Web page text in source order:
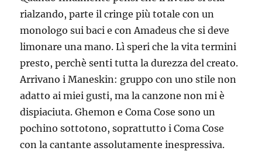
rialzando, parte il cringe più totale con un
monologo sui baci e con Amadeus che si deve
limonare una mano. Lì speri che la vita termini
presto, perchè senti tutta la durezza del creato.
Arrivano i Maneskin: gruppo con uno stile non
adatto ai miei gusti, ma la canzone non mi è
dispiaciuta. Ghemon e Coma Cose sono un
pochino sottotono, soprattutto i Coma Cose
con la cantante assolutamente inespressiva.